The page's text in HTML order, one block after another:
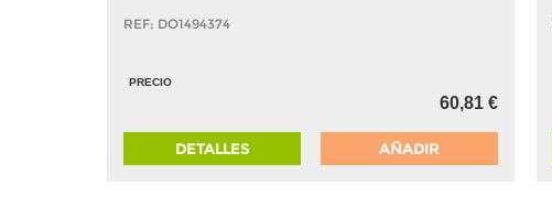
REF: DO1494374
PRECIO
60,81 €
DETALLES AÑADIR